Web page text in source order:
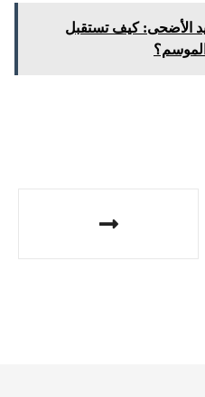
عيد الأضحى: كيف تستقبل
الموسم؟